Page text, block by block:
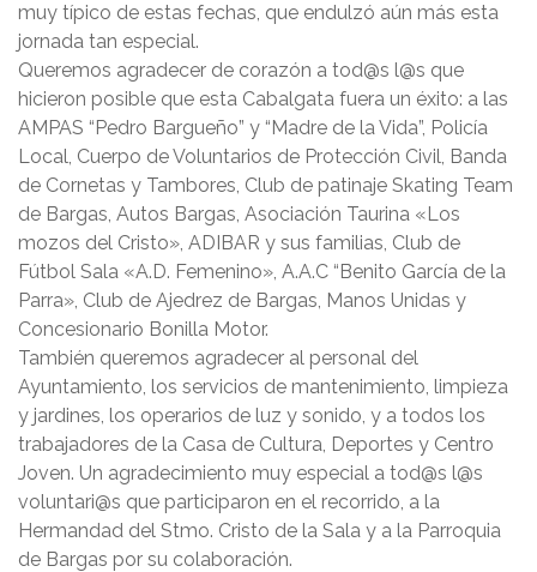
muy típico de estas fechas, que endulzó aún más esta
jornada tan especial.
Queremos agradecer de corazón a tod@s l@s que
hicieron posible que esta Cabalgata fuera un éxito: a las
AMPAS “Pedro Bargueño” y “Madre de la Vida”, Policía
Local, Cuerpo de Voluntarios de Protección Civil, Banda
de Cornetas y Tambores, Club de patinaje Skating Team
de Bargas, Autos Bargas, Asociación Taurina «Los
mozos del Cristo», ADIBAR y sus familias, Club de
Fútbol Sala «A.D. Femenino», A.A.C “Benito García de la
Parra», Club de Ajedrez de Bargas, Manos Unidas y
Concesionario Bonilla Motor.
También queremos agradecer al personal del
Ayuntamiento, los servicios de mantenimiento, limpieza
y jardines, los operarios de luz y sonido, y a todos los
trabajadores de la Casa de Cultura, Deportes y Centro
Joven. Un agradecimiento muy especial a tod@s l@s
voluntari@s que participaron en el recorrido, a la
Hermandad del Stmo. Cristo de la Sala y a la Parroquia
de Bargas por su colaboración.